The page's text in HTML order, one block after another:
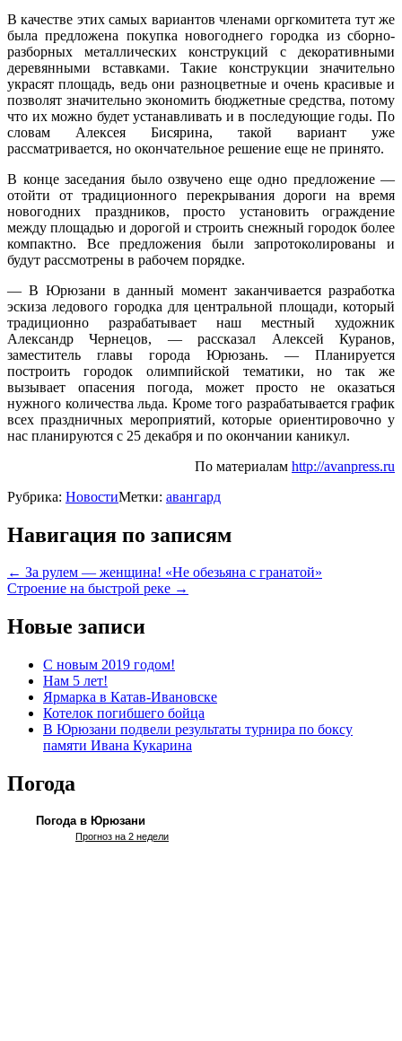
В качестве этих самых вариантов членами оргкомитета тут же
была предложена покупка новогоднего городка из сборно-
разборных металлических конструкций с декоративными
деревянными вставками. Такие конструкции значительно
украсят площадь, ведь они разноцветные и очень красивые и
позволят значительно экономить бюджетные средства, потому
что их можно будет устанавливать и в последующие годы. По
словам Алексея Бисярина, такой вариант уже
рассматривается, но окончательное решение еще не принято.
В конце заседания было озвучено еще одно предложение —
отойти от традиционного перекрывания дороги на время
новогодних праздников, просто установить ограждение
между площадью и дорогой и строить снежный городок более
компактно. Все предложения были запротоколированы и
будут рассмотрены в рабочем порядке.
— В Юрюзани в данный момент заканчивается разработка
эскиза ледового городка для центральной площади, который
традиционно разрабатывает наш местный художник
Александр Чернецов, — рассказал Алексей Куранов,
заместитель главы города Юрюзань. — Планируется
построить городок олимпийской тематики, но так же
вызывает опасения погода, может просто не оказаться
нужного количества льда. Кроме того разрабатывается график
всех праздничных мероприятий, которые ориентировочно у
нас планируются с 25 декабря и по окончании каникул.
По материалам http://avanpress.ru
Рубрика: НовостиМетки: авангард
Навигация по записям
← За рулем — женщина! «Не обезьяна с гранатой»
Строение на быстрой реке →
Новые записи
С новым 2019 годом!
Нам 5 лет!
Ярмарка в Катав-Ивановске
Котелок погибшего бойца
В Юрюзани подвели результаты турнира по боксу
памяти Ивана Кукарина
Погода
Погода в Юрюзани
Прогноз на 2 недели